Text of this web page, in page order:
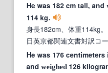
He was 182 cm tall, and
114 kg.
身長182cm、体重114kg。
日英京都関連文書対訳コ
He was 176
and weighed 126